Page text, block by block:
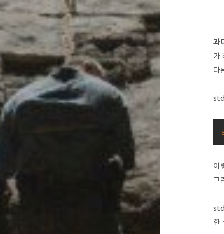
과
가
다
이
그
한